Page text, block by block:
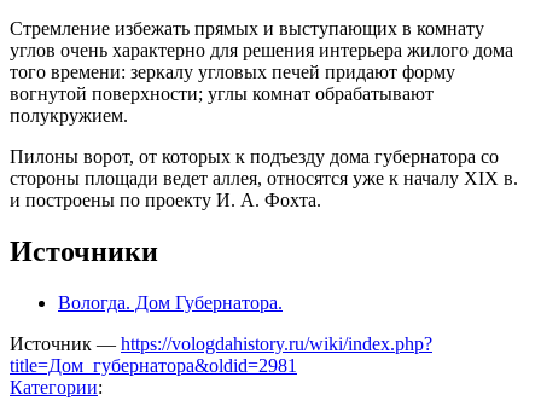
Стремление избежать прямых и выступающих в комнату
углов очень характерно для решения интерьера жилого дома
того времени: зеркалу угловых печей придают форму
вогнутой поверхности; углы комнат обрабатывают
полукружием.
Пилоны ворот, от которых к подъезду дома губернатора со
стороны площади ведет аллея, относятся уже к началу XIX в.
и построены по проекту И. А. Фохта.
Источники
Вологда. Дом Губернатора.
Источник — https://vologdahistory.ru/wiki/index.php?
title=Дом_губернатора&oldid=2981
Категории: